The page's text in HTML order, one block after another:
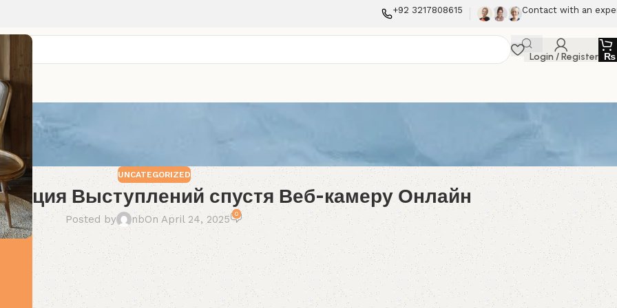
+92 3217808615 Contact with an
Login / Register ₨
UNCATEGORIZED
Выступлений спустя Веб-камеру Онлайн
Posted by nbOn April 24, 2025 0